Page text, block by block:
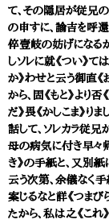
て、その隠居が従兄
の申すに、諭吉を呼還
倅壹岐の妨げになるか
しソレに就《つい》て
か》わせと云う御直《
から、固《もと》より
だ》畏《かしこま》り
話して、ソレカラ従兄
母の病気に付き早々
き》の手紙と、又別紙
云う次第、余儀なく
案じるなと詳《つまび
たから、私は之《これ